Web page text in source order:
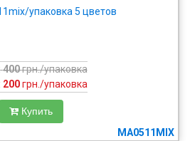
упаковка 5 цветов
400грн./упаковка
200 грн./упаковка
Купить
MA0511MIX